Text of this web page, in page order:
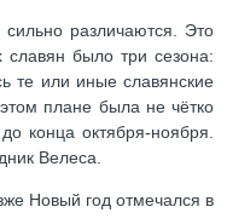
различаются. Это
было три сезона:
те или иные славянские
плане была не чётко
конца октября-ноября.
Велеса.
Новый год отмечался в